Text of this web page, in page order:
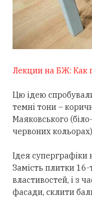
Лекции на БЖ: Как
Цю ідею
темні тони –
Маяковського
червоних
Ідея суперграфіки
Замість плитки
властивостей, і з
фасади, склити